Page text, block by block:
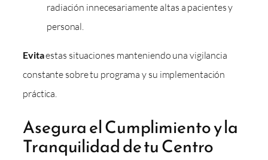
radiación innecesariamente altas a pacientes y
personal.
Evitaestas situaciones manteniendo una vigilancia
constante sobre tu programa y su implementación
práctica.
Asegura el Cumplimiento y la
Tranquilidad de tu Centro